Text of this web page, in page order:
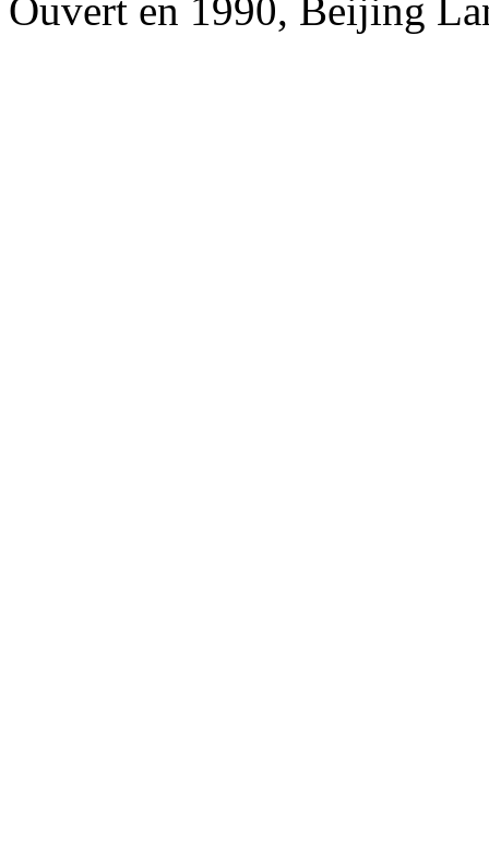
Ouvert en 1990, Beijing